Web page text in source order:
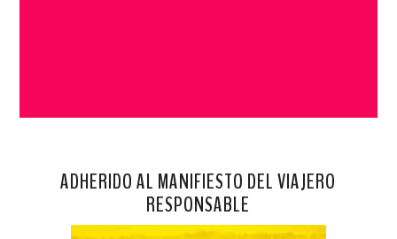
ADHERIDO AL MANIFIESTO DEL VIAJERO
RESPONSABLE